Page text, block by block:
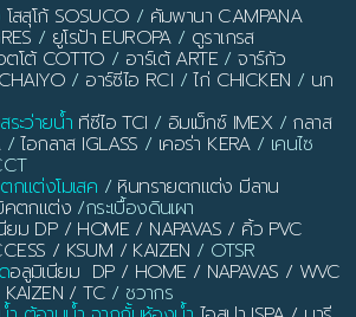
โสสุโก้ SOSUCO / คัมพานา CAMPANA
/ ยูโรป้า EUROPA/ ดูราเกรส
โต้ COTTO / อาร์เต้ ARTE /จาร์กัว
/ อาร์ซีไอ RCI /ไก่ CHICKEN / นก
ระว่ายน้ำ ทีซีไอ TCI / อิมเม็กซ์ IMEX/ กลาส
/ไอกลาส IGLASS / เคอร่า KERA/ เคนไซ
กแต่งโมเสค / หินทรายตกแต่ง มีลาน
คตกแต่ง /กระเบื้องดินเผา
ยม DP / HOME / NAPAVAS / คิ้ว PVC
/ KSUM / KAIZEN / OTSR
อลูมิเนียม DP / HOME / NAPAVAS / WVC
/ TC / ชวากร